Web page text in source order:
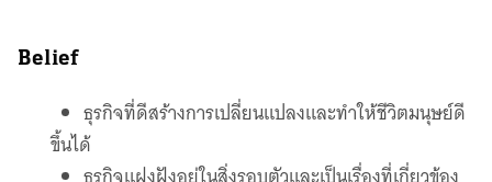
Belief
ธุรกิจที่ดีสร้างการเปลี่ยนแปลงและทำให้ชีวิตมนุษย์ดี
ขึ้นได้